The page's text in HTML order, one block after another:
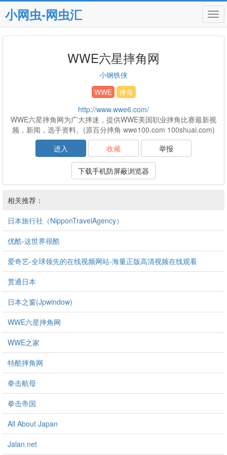
小网虫-网虫汇
WWE六星摔角网
小钢铁侠
WWE
摔角
http://www.wwe6.com/
WWE六星摔角网为广大摔迷，提供WWE美国职业摔角比赛最新视
频，新闻，选手资料。(原百分摔角 wwe100.com 100shuai.com)
进入
收藏 举报
下载手机防屏蔽浏览器
相关推荐：
日本旅行社（NipponTravelAgency）
优酷-这世界很酷
爱奇艺-全球领先的在线视频网站-海量正版高清视频在线观看
贯通日本
日本之窗(Jpwindow)
WWE六星摔角网
WWE之家
特酷摔角网
拳击航母
拳击帝国
All About Japan
Jalan.net